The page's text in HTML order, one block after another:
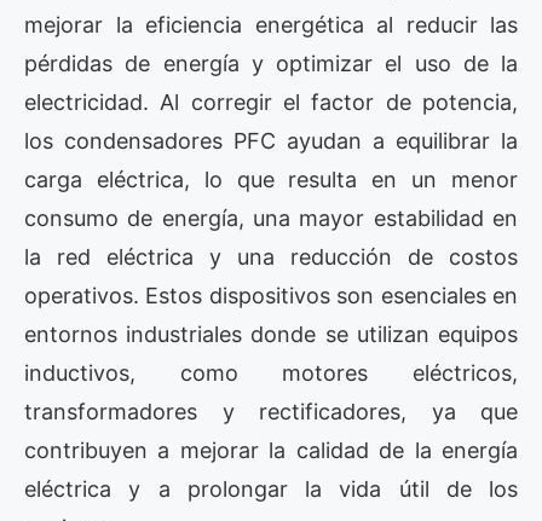
mejorar la eficiencia energética al reducir las
pérdidas de energía y optimizar el uso de la
electricidad. Al corregir el factor de potencia,
los condensadores PFC ayudan a equilibrar la
carga eléctrica, lo que resulta en un menor
consumo de energía, una mayor estabilidad en
la red eléctrica y una reducción de costos
operativos. Estos dispositivos son esenciales en
entornos industriales donde se utilizan equipos
inductivos, como motores eléctricos,
transformadores y rectificadores, ya que
contribuyen a mejorar la calidad de la energía
eléctrica y a prolongar la vida útil de los